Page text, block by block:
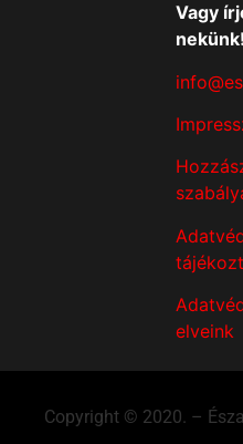
Vagy
nekünk!
elveink
Copyright © 2020. –